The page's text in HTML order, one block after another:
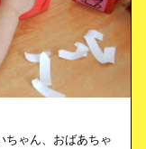
ゃん、おばあちゃ